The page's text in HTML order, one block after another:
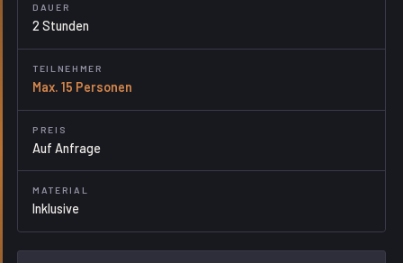
DAUER
2 Stunden
TEILNEHMER
Max. 15 Personen
PREIS
Auf Anfrage
MATERIAL
Inklusive